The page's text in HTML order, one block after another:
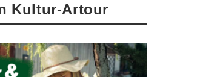
Kultur-Artour